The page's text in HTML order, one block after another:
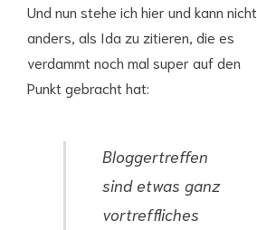
Und nun stehe ich hier und kann nicht
anders, als Ida zu zitieren, die es
verdammt noch mal super auf den
Punkt gebracht hat:
Bloggertreffen
sind etwas ganz
vortreffliches